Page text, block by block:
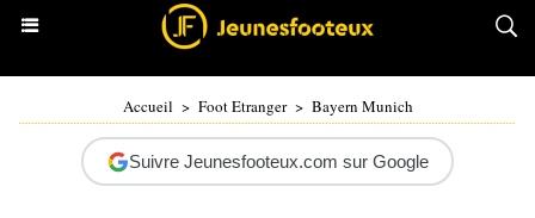
Accueil > Foot Etranger > Bayern Munich
Suivre Jeunesfooteux.com sur Google